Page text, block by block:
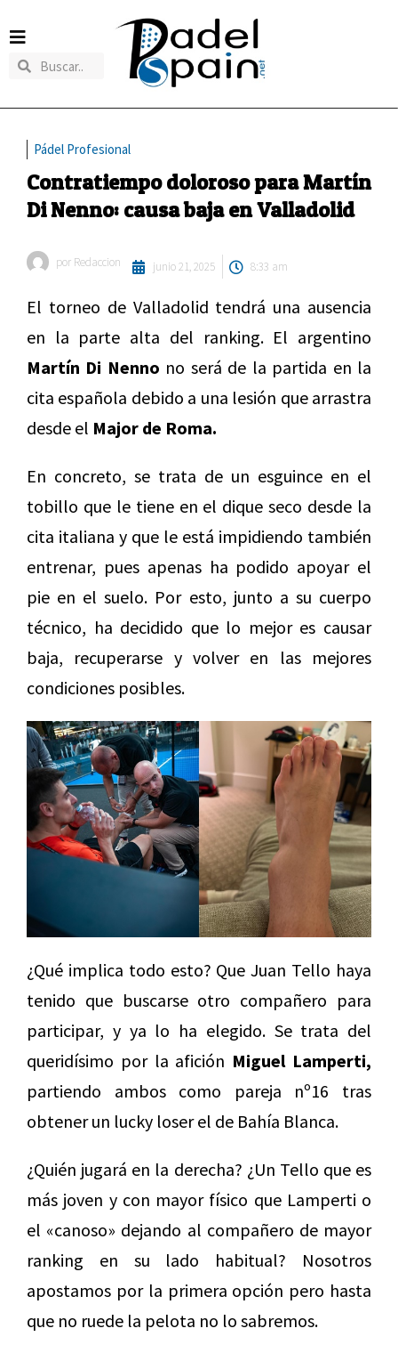
Pádel Profesional
Contratiempo doloroso para Martín
Di Nenno: causa baja en Valladolid
por Redaccion junio 21, 2025 8:33 am
El torneo de Valladolid tendrá una ausencia
en la parte alta del ranking. El argentino
Martín Di Nenno no será de la partida en la
cita española debido a una lesión que arrastra
desde el Major de Roma.
En concreto, se trata de un esguince en el
tobillo que le tiene en el dique seco desde la
cita italiana y que le está impidiendo también
entrenar, pues apenas ha podido apoyar el
pie en el suelo. Por esto, junto a su cuerpo
técnico, ha decidido que lo mejor es causar
baja, recuperarse y volver en las mejores
condiciones posibles.
¿Qué implica todo esto? Que Juan Tello haya
tenido que buscarse otro compañero para
participar, y ya lo ha elegido. Se trata del
queridísimo por la afición Miguel Lamperti,
partiendo ambos como pareja nº16 tras
obtener un lucky loser el de Bahía Blanca.
¿Quién jugará en la derecha? ¿Un Tello que es
más joven y con mayor físico que Lamperti o
el «canoso» dejando al compañero de mayor
ranking en su lado habitual? Nosotros
apostamos por la primera opción pero hasta
que no ruede la pelota no lo sabremos.